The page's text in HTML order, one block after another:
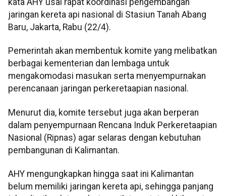
jaringan kereta api nasional di Stasiun Tanah Abang
Baru, Jakarta, Rabu (22/4).
Pemerintah akan membentuk komite yang melibatkan
berbagai kementerian dan lembaga untuk
mengakomodasi masukan serta menyempurnakan
perencanaan jaringan perkeretaapian nasional.
Menurut dia, komite tersebut juga akan berperan
dalam penyempurnaan Rencana Induk Perkeretaapian
Nasional (Ripnas) agar selaras dengan kebutuhan
pembangunan di Kalimantan.
AHY mengungkapkan hingga saat ini Kalimantan
belum memiliki jaringan kereta api, sehingga panjang